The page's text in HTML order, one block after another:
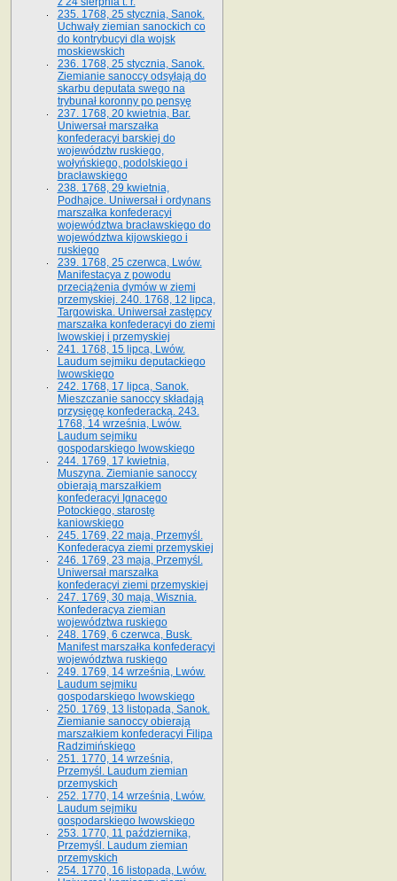
235. 1768, 25 stycznia, Sanok.
Uchwały ziemian sanockich co
do kontrybucyi dla wojsk
moskiewskich
236. 1768, 25 stycznia, Sanok.
Ziemianie sanoccy odsyłają do
skarbu deputata swego na
trybunał koronny po pensyę
237. 1768, 20 kwietnia, Bar.
Uniwersał marszałka
konfederacyi barskiej do
województw ruskiego,
wołyńskiego, podolskiego i
bracławskiego
238. 1768, 29 kwietnia,
Podhajce. Uniwersał i ordynans
marszałka konfederacyi
województwa bracławskiego do
wo­jewództwa kijowskiego i
ruskiego
239. 1768, 25 czerwca, Lwów.
Manifestacya z powodu
przeciążenia dymów w ziemi
przemyskiej. 240. 1768, 12 lipca,
Targowiska. Uniwersał zastępcy
marszałka konfederacyi do ziemi
lwowskiej i przemyskiej
241. 1768, 15 lipca, Lwów.
Laudum sejmiku deputackiego
lwowskiego
242. 1768, 17 lipca, Sanok.
Mieszczanie sanoccy składają
przysięgę konfederacką. 243.
1768, 14 września, Lwów.
Laudum sejmiku
gospodarskiego lwowskiego
244. 1769, 17 kwietnia,
Muszyna. Ziemianie sanoccy
obierają marszałkiem
konfederacyi Ignacego
Potockiego, starostę
kaniowskiego
245. 1769, 22 maja, Przemyśl.
Konfederacya ziemi przemyskiej
246. 1769, 23 maja, Przemyśl.
Uniwersał marszałka
konfederacyi ziemi przemyskiej
247. 1769, 30 maja, Wisznia.
Konfederacya ziemian
województwa ruskiego
248. 1769, 6 czerwca, Busk.
Manifest marszałka konfederacyi
województwa ruskiego
249. 1769, 14 września, Lwów.
Laudum sejmiku
gospodarskiego lwowskiego
250. 1769, 13 listopada, Sanok.
Ziemianie sanoccy obierają
marszałkiem konfederacyi Filipa
Radzimińskiego
251. 1770, 14 września,
Przemyśl. Laudum ziemian
przemyskich
252. 1770, 14 września, Lwów.
Laudum sejmiku
gospodarskiego lwowskiego
253. 1770, 11 października,
Przemyśl. Laudum ziemian
przemyskich
254. 1770, 16 listopada, Lwów.